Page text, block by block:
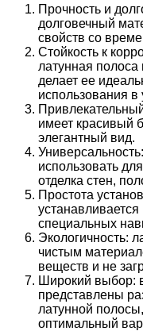
Прочность и
долговечный
свойств со
Стойкость к
латунная
делает ее
использования
имеет красивый
элегантный вид.
использовать
отделка стен,
Простота
специальных
Экологичность:
чистым
веществ и не
Широкий выбор:
представлены
латунной
оптимальный